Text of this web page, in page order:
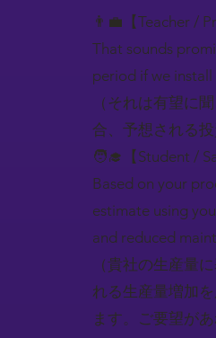
👨‍💼【Teacher /
That sounds
period if we
（それは有望に
合、予想される
🧑‍🎓【Student /
Based on your
estimate using
and reduced
（貴社の生産量
れる生産量増加
ます。ご要望が